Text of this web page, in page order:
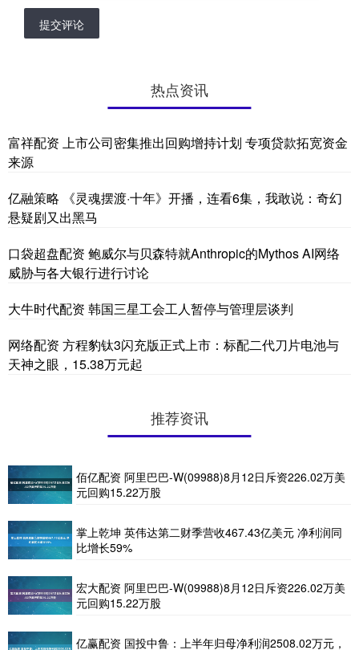
提交评论
热点资讯
富祥配资 上市公司密集推出回购增持计划 专项贷款拓宽资金
来源
亿融策略 《灵魂摆渡·十年》开播，连看6集，我敢说：奇幻
悬疑剧又出黑马
口袋超盘配资 鲍威尔与贝森特就Anthropic的Mythos AI网络
威胁与各大银行进行讨论
大牛时代配资 韩国三星工会工人暂停与管理层谈判
网络配资 方程豹钛3闪充版正式上市：标配二代刀片电池与
天神之眼，15.38万元起
推荐资讯
佰亿配资 阿里巴巴-W(09988)8月12日斥资226.02万美
元回购15.22万股
掌上乾坤 英伟达第二财季营收467.43亿美元 净利润同
比增长59%
宏大配资 阿里巴巴-W(09988)8月12日斥资226.02万美
元回购15.22万股
亿赢配资 国投中鲁：上半年归母净利润2508.02万元，